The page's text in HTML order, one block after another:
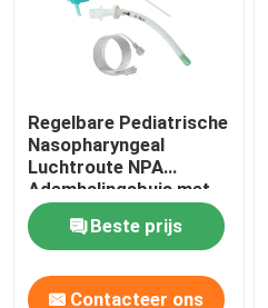
Over ons
Fabrieksreis
Kwaliteitscontrole
Regelbare Pediatrische
Nasopharyngeal
Luchtroute NPA
Ademhalingsbuis met
Zacht Uiteinde
Beste prijs
Contacteer ons